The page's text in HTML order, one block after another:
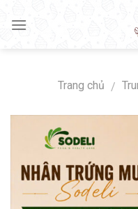
Trang chủ /